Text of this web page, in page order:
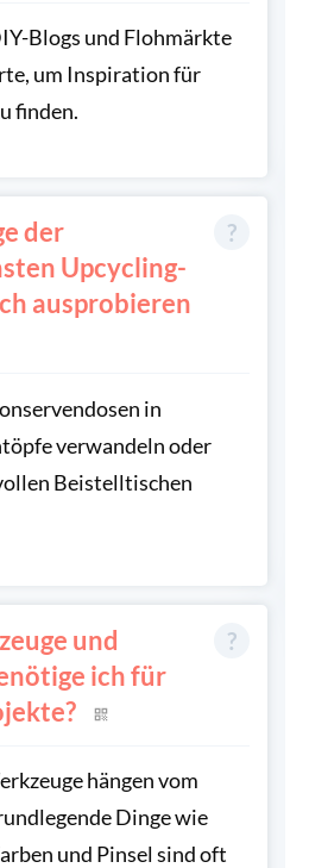
Blogs und Flohmärkte
um Inspiration für
finden.
der
Upcycling-
ausprobieren
in
verwandeln oder
Beistelltischen
und
ich für
hängen vom
Dinge wie
und Pinsel sind oft